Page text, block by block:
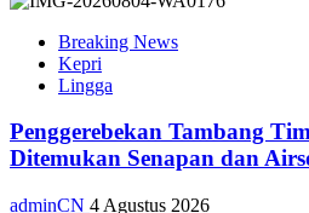
Breaking News
Kepri
Lingga
Penggerebekan Tambang
Ditemukan Senapan dan
adminCN 4 Agustus 2026